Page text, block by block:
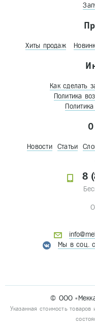
Хиты продаж
Как сделать
Политика
Новости Статьи
8
Мы в соц.
© ООО
Указанная стоимость